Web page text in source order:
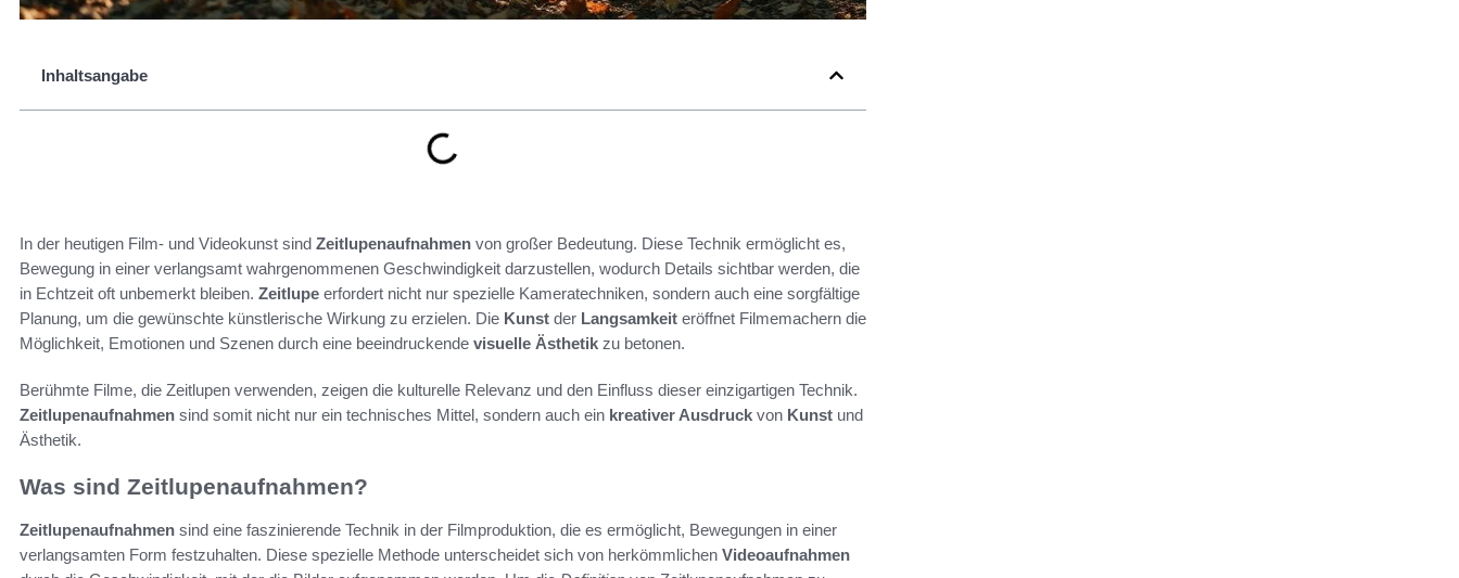
Inhaltsangabe
In der heutigen Film- und Videokunst sind Zeitlupenaufnahmen von großer Bedeutung. Diese Technik ermöglicht es,
Bewegung in einer verlangsamt wahrgenommenen Geschwindigkeit darzustellen, wodurch Details sichtbar werden, die
in Echtzeit oft unbemerkt bleiben. Zeitlupe erfordert nicht nur spezielle Kameratechniken, sondern auch eine sorgfältige
Planung, um die gewünschte künstlerische Wirkung zu erzielen. Die Kunst der Langsamkeit eröffnet Filmemachern die
Möglichkeit, Emotionen und Szenen durch eine beeindruckende visuelle Ästhetik zu betonen.
Berühmte Filme, die Zeitlupen verwenden, zeigen die kulturelle Relevanz und den Einfluss dieser einzigartigen Technik.
Zeitlupenaufnahmen sind somit nicht nur ein technisches Mittel, sondern auch ein kreativer Ausdruck von Kunst und
Ästhetik.
Was sind Zeitlupenaufnahmen?
Zeitlupenaufnahmen sind eine faszinierende Technik in der Filmproduktion, die es ermöglicht, Bewegungen in einer
verlangsamten Form festzuhalten. Diese spezielle Methode unterscheidet sich von herkömmlichen Videoaufnahmen